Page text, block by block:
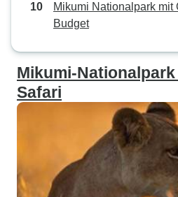
Mikumi Nationalpark
Budget
Mikumi-
Safari